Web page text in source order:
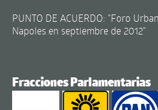
PUNTO DE ACUERDO: "Foro
Napoles en septiembre de 2012"
Fracciones Parlamentarias